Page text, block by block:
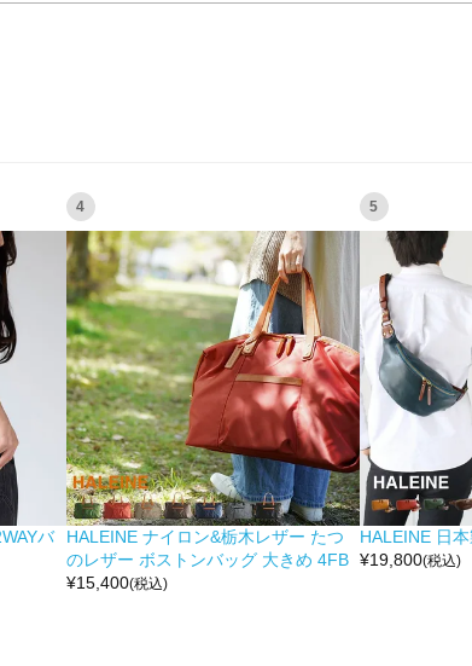
バ
4
HALEINE ナイロン&栃木レザー たつ
のレザー ボストンバッグ 大きめ 4FB
¥15,400(税込)
5
HALEINE 日
¥19,800(税込)